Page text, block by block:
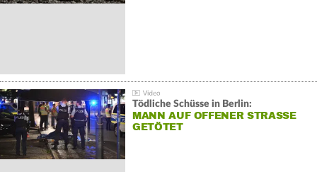
Tödliche Schüsse in Berlin:
MANN AUF OFFENER STRASSE G
ETÖTET